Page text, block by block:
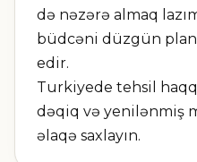
də nəzərə almaq
büdcəni düzgün
edir.
Turkiyede tehsil
dəqiq və yenilənmiş
əlaqə saxlayın.